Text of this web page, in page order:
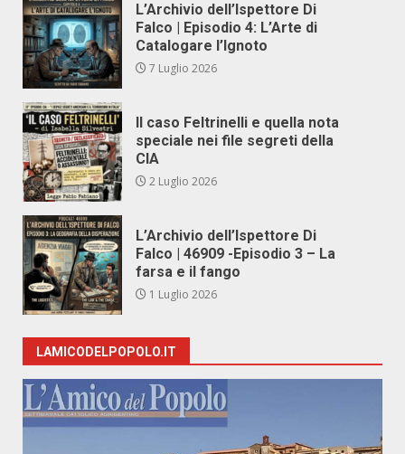
L’Archivio dell’Ispettore Di
Falco | Episodio 4: L’Arte di
Catalogare l’Ignoto
7 Luglio 2026
Il caso Feltrinelli e quella nota
speciale nei file segreti della
CIA
2 Luglio 2026
L’Archivio dell’Ispettore Di
Falco | 46909 -Episodio 3 – La
farsa e il fango
1 Luglio 2026
LAMICODELPOPOLO.IT